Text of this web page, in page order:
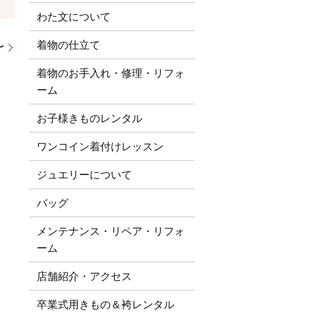
わた文について
着物の仕立て
着物のお手入れ・修理・リフォ
ーム
お子様きものレンタル
ワンコイン着付けレッスン
ジュエリーについて
バッグ
メンテナンス・リペア・リフォ
ーム
店舗紹介・アクセス
卒業式用きもの＆袴レンタル